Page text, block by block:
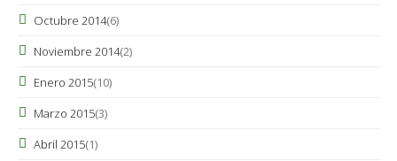
Octubre 2014(6)
Noviembre 2014(2)
Enero 2015(10)
Marzo 2015(3)
Abril 2015(1)